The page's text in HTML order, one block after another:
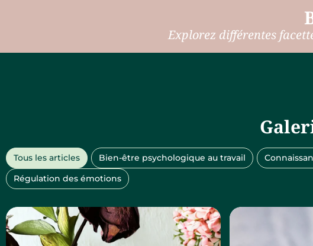
Explorez différentes
Tous les articles Bien-être psychologique au travail
Régulation des émotions